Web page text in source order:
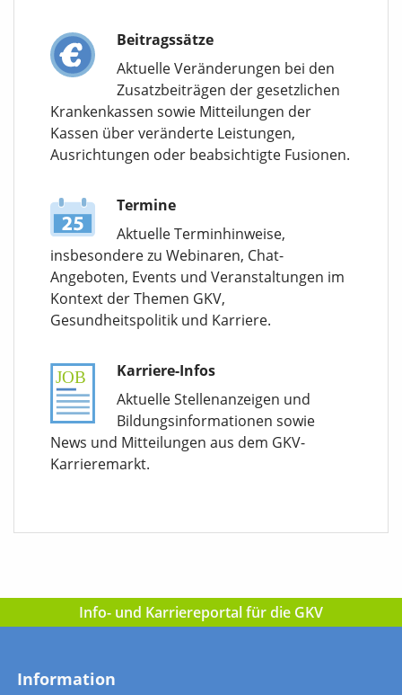
Beitragssätze
Aktuelle Veränderungen bei den
Zusatzbeiträgen der gesetzlichen
Krankenkassen sowie Mitteilungen der
Kassen über veränderte Leistungen,
Ausrichtungen oder beabsichtigte Fusionen.
Termine
Aktuelle Terminhinweise,
insbesondere zu Webinaren, Chat-
Angeboten, Events und Veranstaltungen im
Kontext der Themen GKV,
Gesundheitspolitik und Karriere.
Karriere-Infos
Aktuelle Stellenanzeigen und
Bildungsinformationen sowie
News und Mitteilungen aus dem GKV-
Karrieremarkt.
Info- und Karriereportal für die GKV
Information